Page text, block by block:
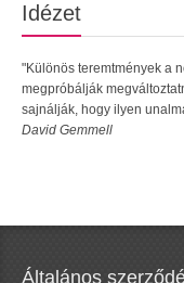
Idézet
"Különös teremtmények a
megpróbálják
sajnálják, hogy ilyen
David Gemmell
Általános